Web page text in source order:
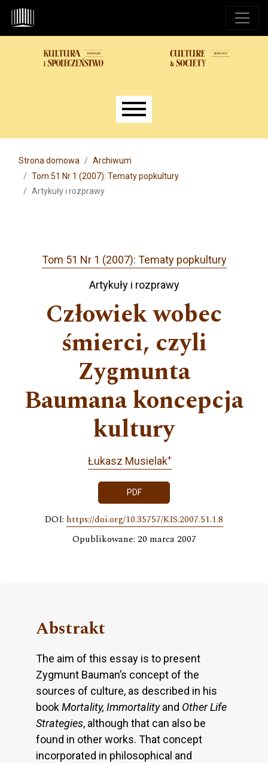
Przejdź do głównego menu
Przejdź do sekcji głównej
Przejdź do stopki
Main menu
Strona domowa
Archiwum
Tom 51 Nr 1 (2007): Tematy popkultury
Artykuły i rozprawy
Tom 51 Nr 1 (2007): Tematy popkultury
Artykuły i rozprawy
Człowiek wobec
śmierci, czyli
Zygmunta
Baumana koncepcja
kultury
Łukasz Musielak+
PDF
DOI: https://doi.org/10.35757/KIS.2007.51.1.8
Opublikowane: 20 marca 2007
Abstrakt
The aim of this essay is to present
Zygmunt Bauman’s concept of the
sources of culture, as described in his
bookMortality, Immortalityand Other Life
Strategies, although that can also be
found in other works. That concept
incorporated in philosophical and